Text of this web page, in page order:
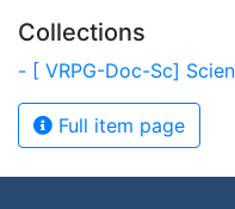
Collections
Full item page